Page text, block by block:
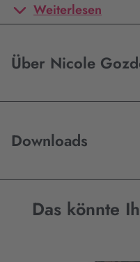
Weiterlesen
Über Nicole
Downloads
Das könnte